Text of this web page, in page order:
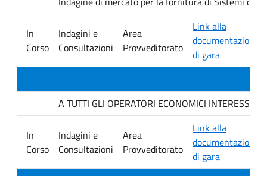
In
Corso
Indagini e
Consultazioni
Area
Provveditorato
Link alla
documentazione
di gara
A TUTTI GLI OPERATORI ECONOMICI
In
Corso
Indagini e
Consultazioni
Area
Provveditorato
Link alla
documentazione
di gara